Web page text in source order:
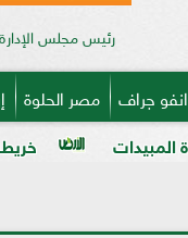
رئيس مجلس الإدارة
انفو جراف مصر الحلوة
خريطة تقاوي القمح الجديدة..